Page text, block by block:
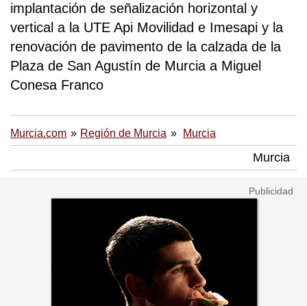
implantación de señalización horizontal y
vertical a la UTE Api Movilidad e Imesapi y la
renovación de pavimento de la calzada de la
Plaza de San Agustín de Murcia a Miguel
Conesa Franco
Murcia.com Región de Murcia Murcia
Murcia